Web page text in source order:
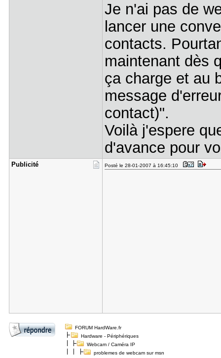
Je n'ai pas de
lancer une
contacts.
maintenant dès
ça charge et au
message
contact)".
Voilà j'espere
d'avance pour
Publicité Posté le 28-01-2007 à 16:45:10
FORUM HardWare.fr
Hardware - Périphériques
Webcam / Caméra IP
problemes de webcam sur msn